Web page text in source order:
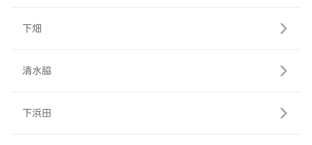
下畑
清水脇
下浜田